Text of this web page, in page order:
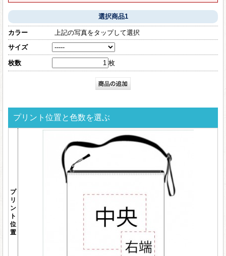
選択商品1
カラー
上記の写真をタップして選択
サイズ
枚数 枚
プリント位置と色数を選ぶ
プ
リ
ン
ト
位
置